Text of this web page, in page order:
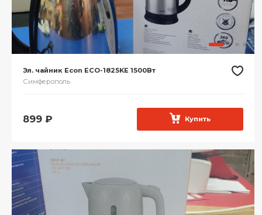
Эл. чайник Econ ECO-1825KE 1500Вт
Симферополь
899 ₽ Купить